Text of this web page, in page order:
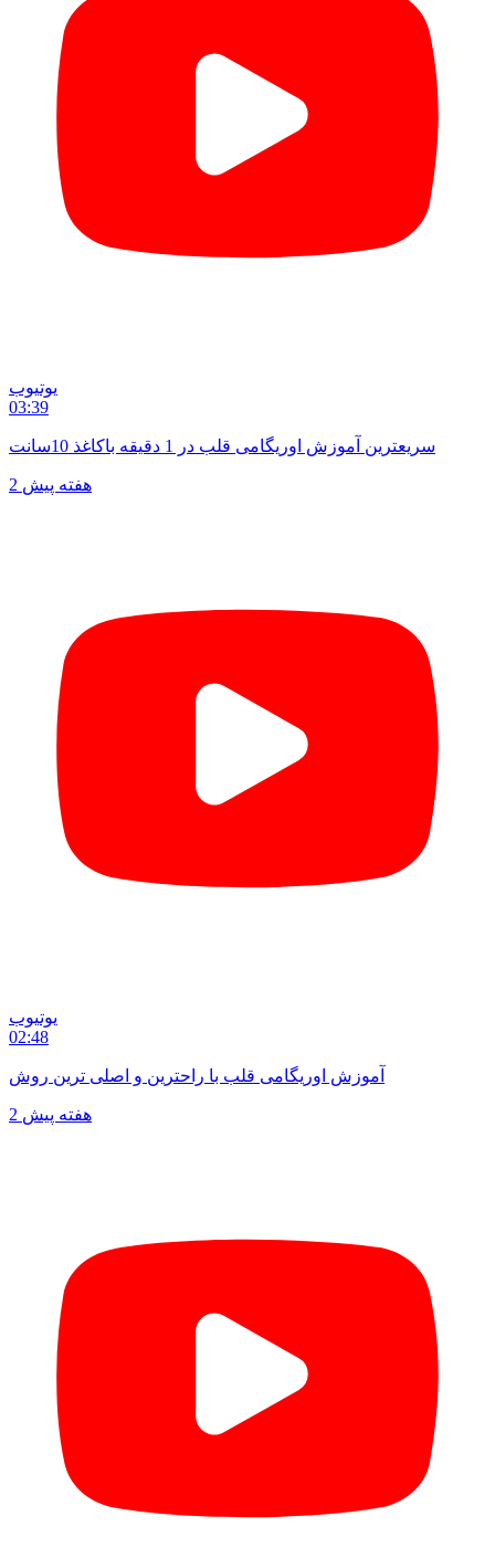
یوتیوب
03:39
سریعترین آموزش اوریگامی قلب در 1 دقیقه باکاغذ 10سانت
2 هفته پیش
یوتیوب
02:48
آموزش اوریگامی قلب با راحترین و اصلی ترین روش
2 هفته پیش